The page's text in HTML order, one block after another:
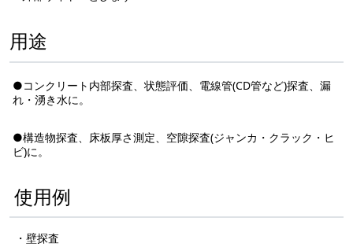
用途
●コンクリート内部探査、状態評価、電線管(CD管など)探査、漏
れ・湧き水に。
●構造物探査、床板厚さ測定、空隙探査(ジャンカ・クラック・ヒ
ビ)に。
使用例
・壁探査